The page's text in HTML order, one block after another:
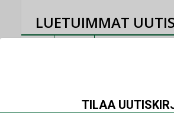
LUETUIMMAT
Jarno Hacklin Cervin
TILAA